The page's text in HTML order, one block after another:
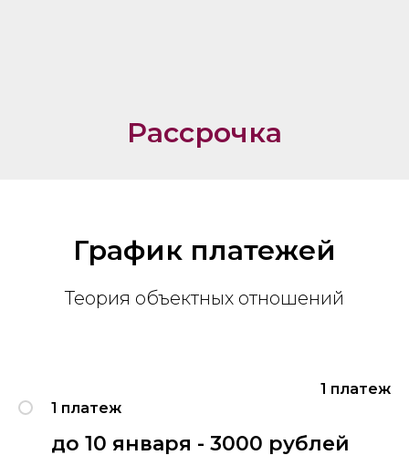
Рассрочка
График платежей
Теория объектных отношений
1 платеж
1 платеж
до 10 января - 3000 рублей